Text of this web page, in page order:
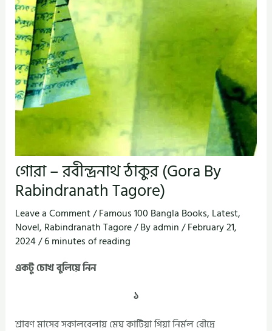
গোরা – রবীন্দ্রনাথ ঠাকুর (Gora By
Rabindranath Tagore)
Leave a Comment/Famous 100 Bangla Books, Latest,
Novel, Rabindranath Tagore/ Byadmin/February 21,
2024/6 minutes of reading
একটু চোখ বুলিয়ে নিন
১
শ্রাবণ মাসের সকালবেলায় মেঘ কাটিয়া গিয়া নির্মল রৌদ্রে